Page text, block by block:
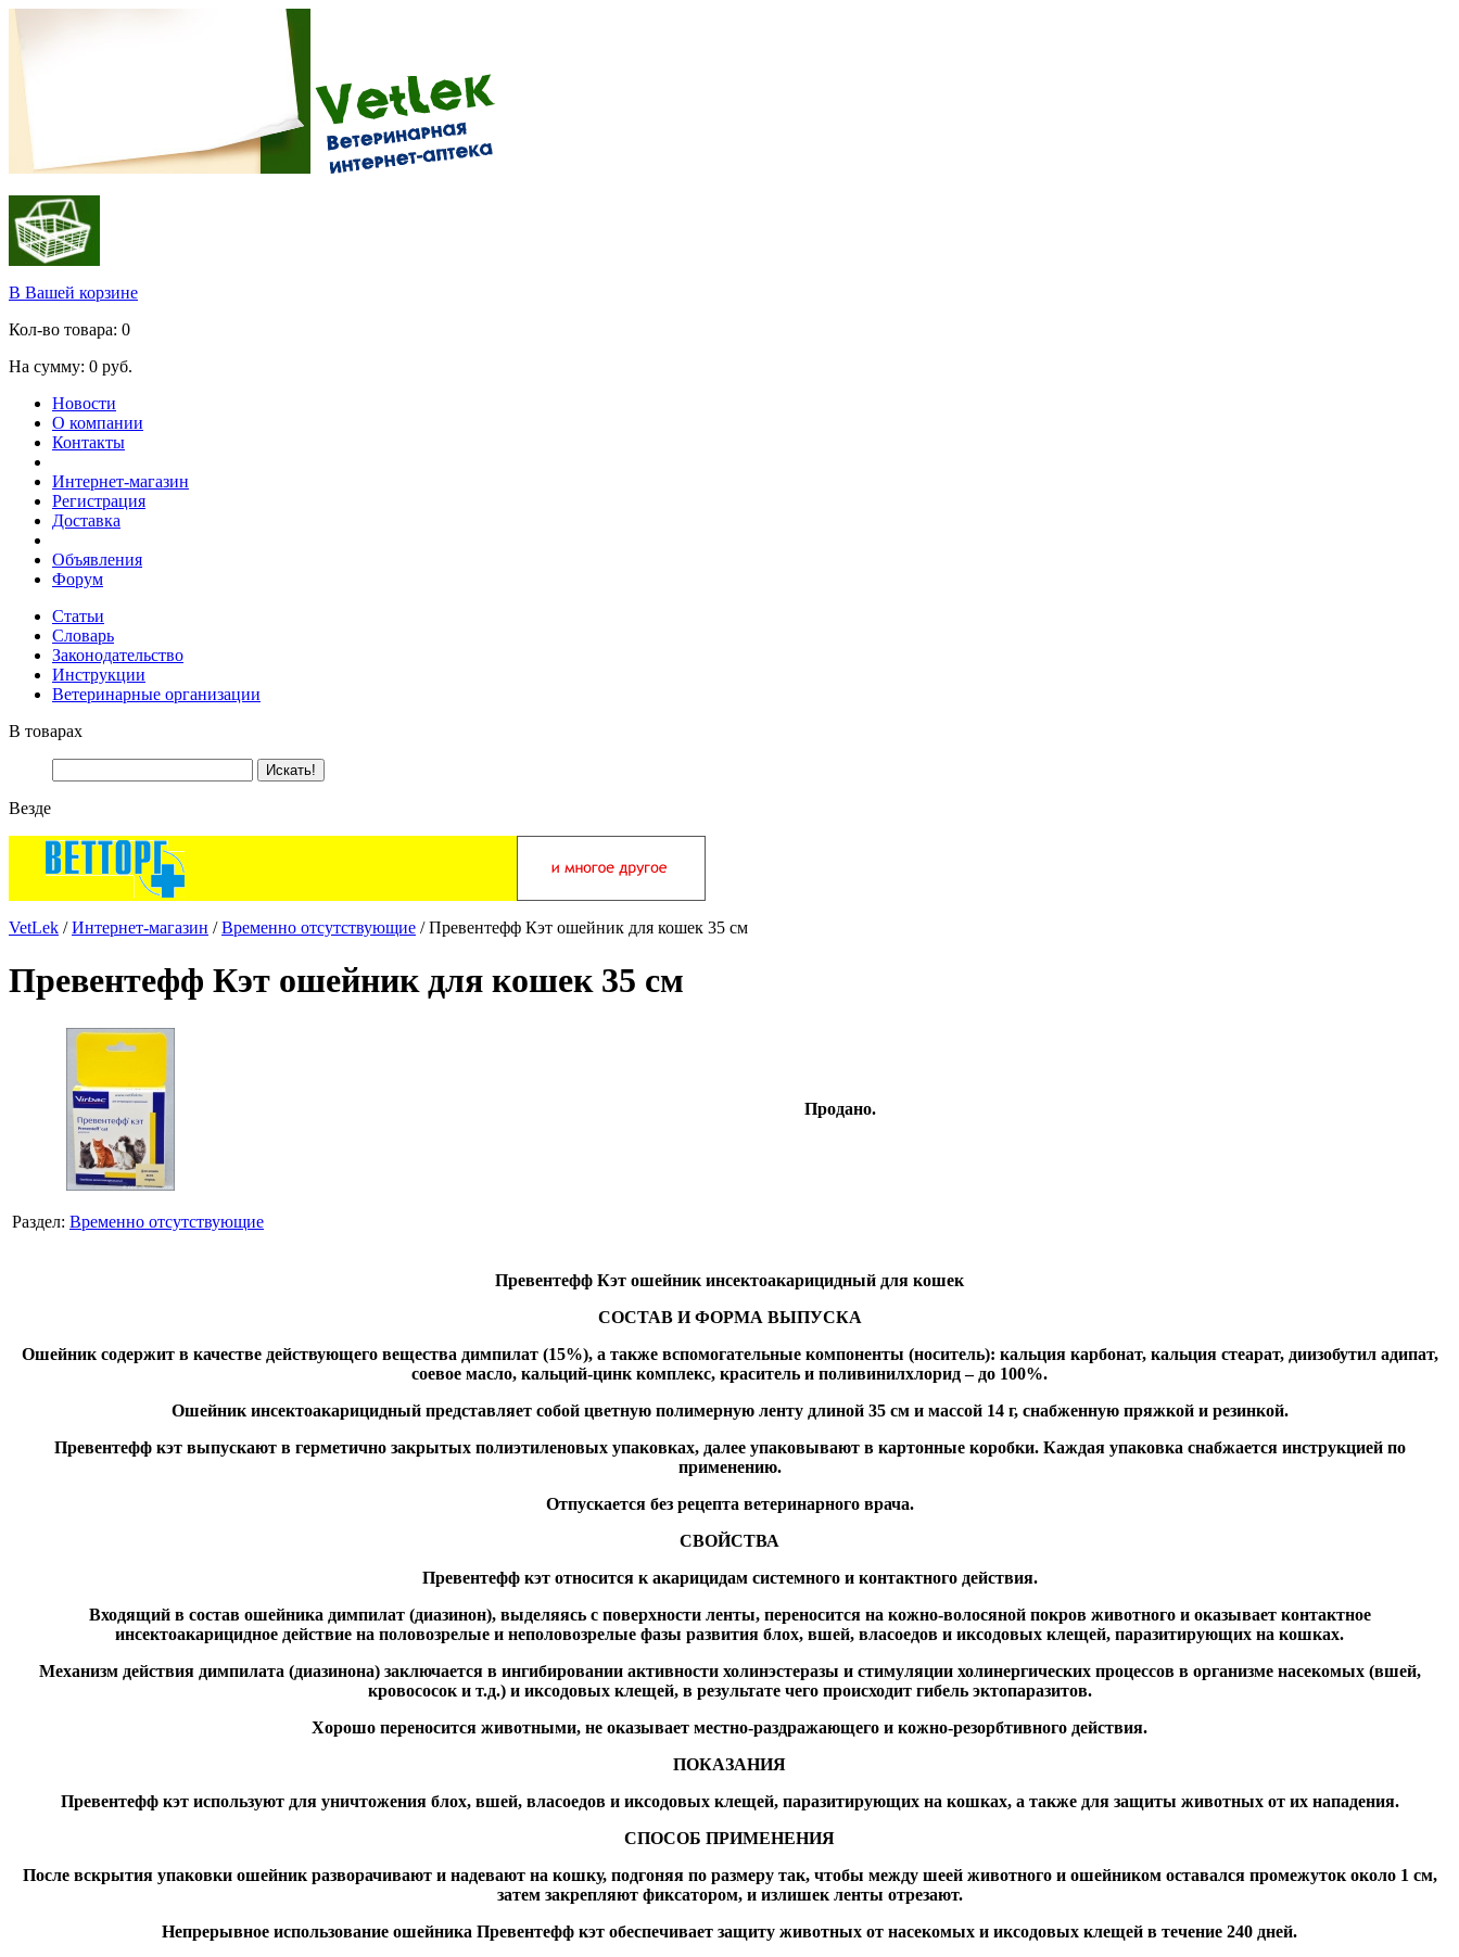
В Вашей корзине
Кол-во товара: 0
На сумму: 0 руб.
Новости
О компании
Контакты
Интернет-магазин
Регистрация
Доставка
Объявления
Форум
Статьи
Словарь
Законодательство
Инструкции
Ветеринарные организации
В товарах
Везде
VetLek /Интернет-магазин /Временно отсутствующие / Превентефф Кэт ошейник для кошек 35 см
Превентефф Кэт ошейник для кошек 35 см
Продано.
Раздел: Временно отсутствующие
Превентефф Кэт ошейник инсектоакарицидный для кошек
СОСТАВ И ФОРМА ВЫПУСКА
Ошейник содержит в качестве действующего вещества димпилат (15%), а также вспомогательные компоненты (носитель): кальция карбонат, кальция стеарат, диизобутил адипат,
соевое масло, кальций-цинк комплекс, краситель и поливинилхлорид – до 100%.
Ошейник инсектоакарицидный представляет собой цветную полимерную ленту длиной 35 см и массой 14 г, снабженную пряжкой и резинкой.
Превентефф кэт выпускают в герметично закрытых полиэтиленовых упаковках, далее упаковывают в картонные коробки. Каждая упаковка снабжается инструкцией по
применению.
Отпускается без рецепта ветеринарного врача.
СВОЙСТВА
Превентефф кэт относится к акарицидам системного и контактного действия.
Входящий в состав ошейника димпилат (диазинон), выделяясь с поверхности ленты, переносится на кожно-волосяной покров животного и оказывает контактное
инсектоакарицидное действие на половозрелые и неполовозрелые фазы развития блох, вшей, власоедов и иксодовых клещей, паразитирующих на кошках.
Механизм действия димпилата (диазинона) заключается в ингибировании активности холинэстеразы и стимуляции холинергических процессов в организме насекомых (вшей,
кровососок и т.д.) и иксодовых клещей, в результате чего происходит гибель эктопаразитов.
Хорошо переносится животными, не оказывает местно-раздражающего и кожно-резорбтивного действия.
ПОКАЗАНИЯ
Превентефф кэт используют для уничтожения блох, вшей, власоедов и иксодовых клещей, паразитирующих на кошках, а также для защиты животных от их нападения.
СПОСОБ ПРИМЕНЕНИЯ
После вскрытия упаковки ошейник разворачивают и надевают на кошку, подгоняя по размеру так, чтобы между шеей животного и ошейником оставался промежуток около 1 см,
затем закрепляют фиксатором, и излишек ленты отрезают.
Непрерывное использование ошейника Превентефф кэт обеспечивает защиту животных от насекомых и иксодовых клещей в течение 240 дней.